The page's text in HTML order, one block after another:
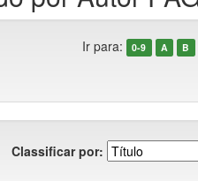
Ir para: 0-9 A B
Classificar por: